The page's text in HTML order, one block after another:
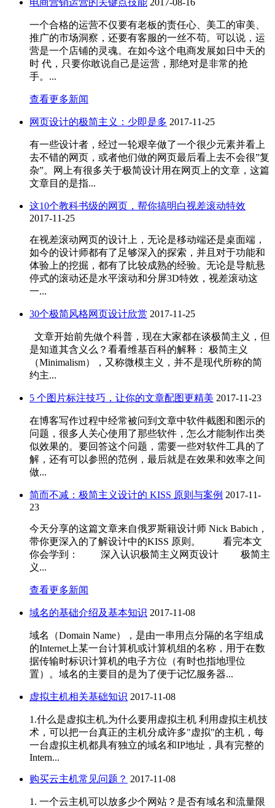
电商营销运营的关键点技能 2017-08-16
一个合格的运营不仅要有老板的责任心、美工的审美、
推广的市场洞察，还要有客服的一丝不苟。可以说，运
营是一个店铺的灵魂。在如今这个电商发展如日中天的
时 代，只要你敢说自己是运营，那绝对是非常的抢
手。...
查看更多新闻
网页设计的极简主义：少即是多 2017-11-25
有一些设计者，经过一轮艰辛做了一个很少元素并看上
去不错的网页，或者他们做的网页最后看上去不会很”复
杂”。网上有很多关于极简设计用在网页上的文章，这篇
文章目的是指...
这10个教科书级的网页，帮你搞明白视差滚动特效
2017-11-25
在视差滚动网页的设计上，无论是移动端还是桌面端，
如今的设计师都有了足够深入的探索，并且对于功能和
体验上的挖掘，都有了比较成熟的经验。无论是导航悬
停式的滚动还是水平滚动和分屏3D特效，视差滚动这
一...
30个极简风格网页设计欣赏 2017-11-25
文章开始前先做个科普，现在大家都在谈极简主义，但
是知道其含义么？看看维基百科的解释： 极简主义
（Minimalism），又称微模主义，并不是现代所称的简
约主...
5 个图片标注技巧，让你的文章配图更精美 2017-11-23
在博客写作过程中经常被问到文章中软件截图和图示的
问题，很多人关心使用了那些软件，怎么才能制作出类
似效果的。要回答这个问题，需要一些对软件工具的了
解，还有可以参照的范例，最后就是在效果和效率之间
做...
简而不减：极简主义设计的 KISS 原则与案例 2017-11-
23
今天分享的这篇文章来自俄罗斯籍设计师 Nick Babich，
带你更深入的了解设计中的KISS 原则。 看完本文
你会学到： 深入认识极简主义网页设计 极简主
义...
查看更多新闻
域名的基础介绍及基本知识 2017-11-08
域名（Domain Name），是由一串用点分隔的名字组成
的Internet上某一台计算机或计算机组的名称，用于在数
据传输时标识计算机的电子方位（有时也指地理位
置）。域名的主要目的是为了便于记忆服务器...
虚拟主机相关基础知识 2017-11-08
1.什么是虚拟主机,为什么要用虚拟主机 利用虚拟主机技
术，可以把一台真正的主机分成许多"虚拟"的主机，每
一台虚拟主机都具有独立的域名和IP地址，具有完整的
Intern...
购买云主机常见问题？ 2017-11-08
1. 一个云主机可以放多少个网站？是否有域名和流量限